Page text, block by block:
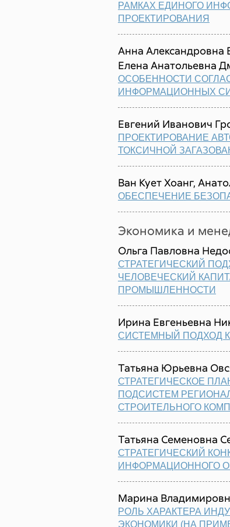
РАМКАХ ЕДИНОГО
ПРОЕКТИРОВАНИЯ
Анна Александровна
Елена Анатольевна
ОСОБЕННОСТИ
ИНФОРМАЦИОННЫХ
Евгений Иванович
ПРОЕКТИРОВАНИЕ
ТОКСИЧНОЙ
Ван Кует Хоанг,
ОБЕСПЕЧЕНИЕ
Экономика и
Ольга Павловна
СТРАТЕГИЧЕСКИЙ
ЧЕЛОВЕЧЕСКИЙ
ПРОМЫШЛЕННОСТИ
Ирина Евгеньевна
СИСТЕМНЫЙ ПОДХОД
Татьяна Юрьевна
СТРАТЕГИЧЕСКОЕ
ПОДСИСТЕМ
СТРОИТЕЛЬНОГО
Татьяна Семеновна
СТРАТЕГИЧЕСКИЙ
ИНФОРМАЦИОННОГО
Марина
РОЛЬ ХАРАКТЕРА
ЭКОНОМИКИ (НА